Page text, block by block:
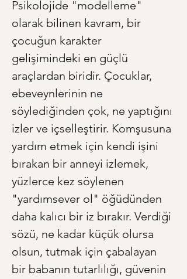
Psikolojide "modelleme"
olarak bilinen kavram, bir
çocuğun karakter
gelişimindeki en güçlü
araçlardan biridir. Çocuklar,
ebeveynlerinin ne
söylediğinden çok, ne yaptığını
izler ve içselleştirir. Komşusuna
yardım etmek için kendi işini
bırakan bir anneyi izlemek,
yüzlerce kez söylenen
"yardımsever ol" öğüdünden
daha kalıcı bir iz bırakır. Verdiği
sözü, ne kadar küçük olursa
olsun, tutmak için çabalayan
bir babanın tutarlılığı, güvenin